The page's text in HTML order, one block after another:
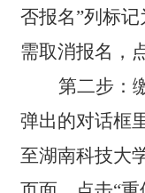
否报名”列标
需取消报名，
第二步：
弹出的对话框
至湖南科技大